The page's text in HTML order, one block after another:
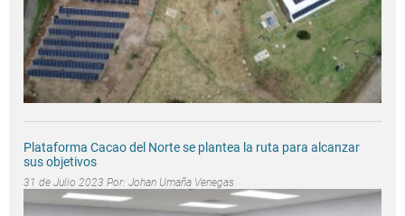
Plataforma Cacao del Norte se plantea la ruta para alcanzar
sus objetivos
31 de Julio 2023 Por: Johan Umaña Venegas